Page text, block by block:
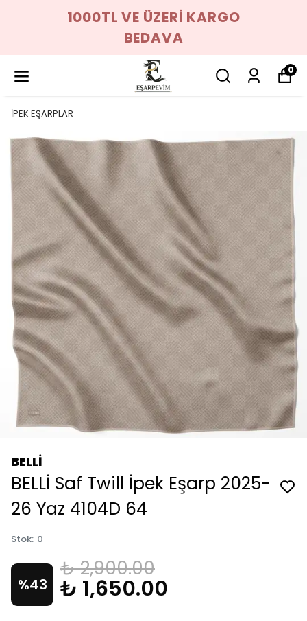
1000TL VE ÜZERİ KARGO
BEDAVA
0
İPEK EŞARPLAR
BELLİ
BELLİ Saf Twill İpek Eşarp 2025-
26 Yaz 4104D 64
Stok: 0
%43
₺ 2,900.00
₺ 1,650.00